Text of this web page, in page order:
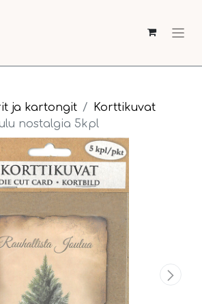
ja kartongit
Korttikuvat
nostalgia 5kpl